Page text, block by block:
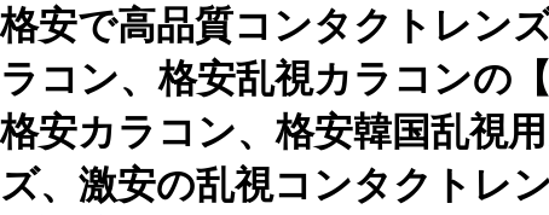
格安で高品質コンタクトレン
ラコン、格安乱視カラコンの
格安カラコン、格安韓国乱視
ズ、激安の乱視コンタクトレ